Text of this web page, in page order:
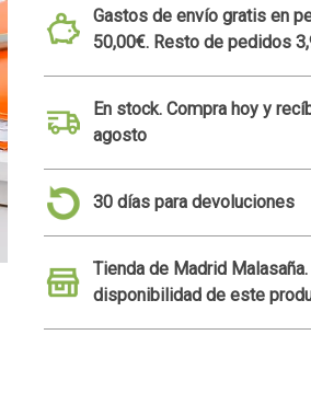
Gastos de envío gratis en
50,00€. Resto de pedidos
En stock. Compra hoy y
agosto
30 días para devoluciones
Tienda de Madrid
disponibilidad de este